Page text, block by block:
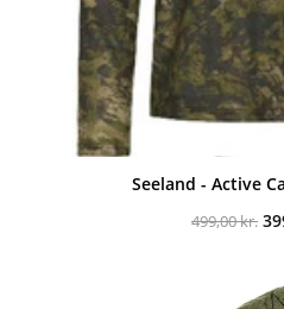
Seeland - Active
499,00kr.